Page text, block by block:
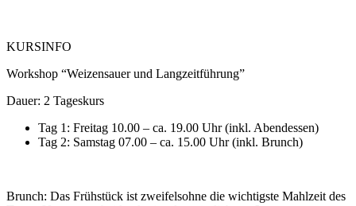
KURSINFO
Workshop “Weizensauer und Langzeitführung”
Dauer: 2 Tageskurs
Tag 1: Freitag 10.00 – ca. 19.00 Uhr (inkl. Abendessen)
Tag 2: Samstag 07.00 – ca. 15.00 Uhr (inkl. Brunch)
Brunch: Das Frühstück ist zweifelsohne die wichtigste Mahlzeit des